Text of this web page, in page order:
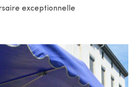
exceptionnelle